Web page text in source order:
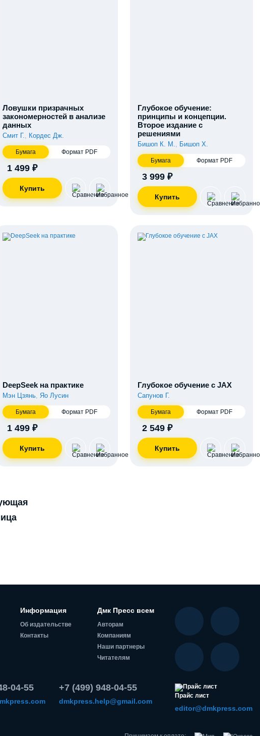
Ловушки призрачных
закономерностей в анализе
данных
Смит Г., Кордес Дж.
Бумага Формат PDF
1 499 ₽
Глубокое обучение:
принципы и концепции.
Второе издание с
решениями
Бишоп К. М., Бишоп Х.
Бумага Формат PDF
3 999 ₽
DeepSeek на практике
Мэн Цзянь, Яо Лусин
Бумага Формат PDF
1 499 ₽
Глубокое обучение с JAX
Сапунов Г.
Бумага Формат PDF
2 549 ₽
Информация
Об издательстве
Контакты
Дмк Пресс всем
Авторам
Компаниям
Наши партнеры
Читателям
04-55 +7 (499) 948-04-55
dmkpress.help@gmail.com
Прайс лист
editor@dmkpress.com